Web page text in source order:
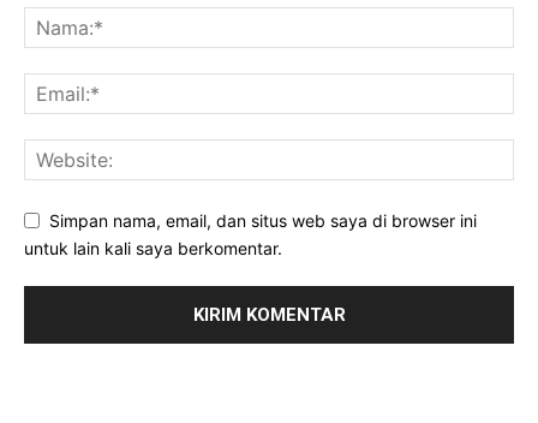
Simpan nama, email, dan situs web saya di browser ini
untuk lain kali saya berkomentar.